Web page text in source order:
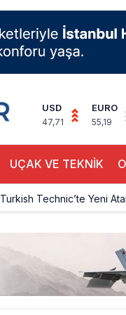
USD
47,71
EURO
55,19
UÇAK VE TEKNİK
Turkish Technic’te Yeni
İstanbul Havalimanı
THY’nin Washington